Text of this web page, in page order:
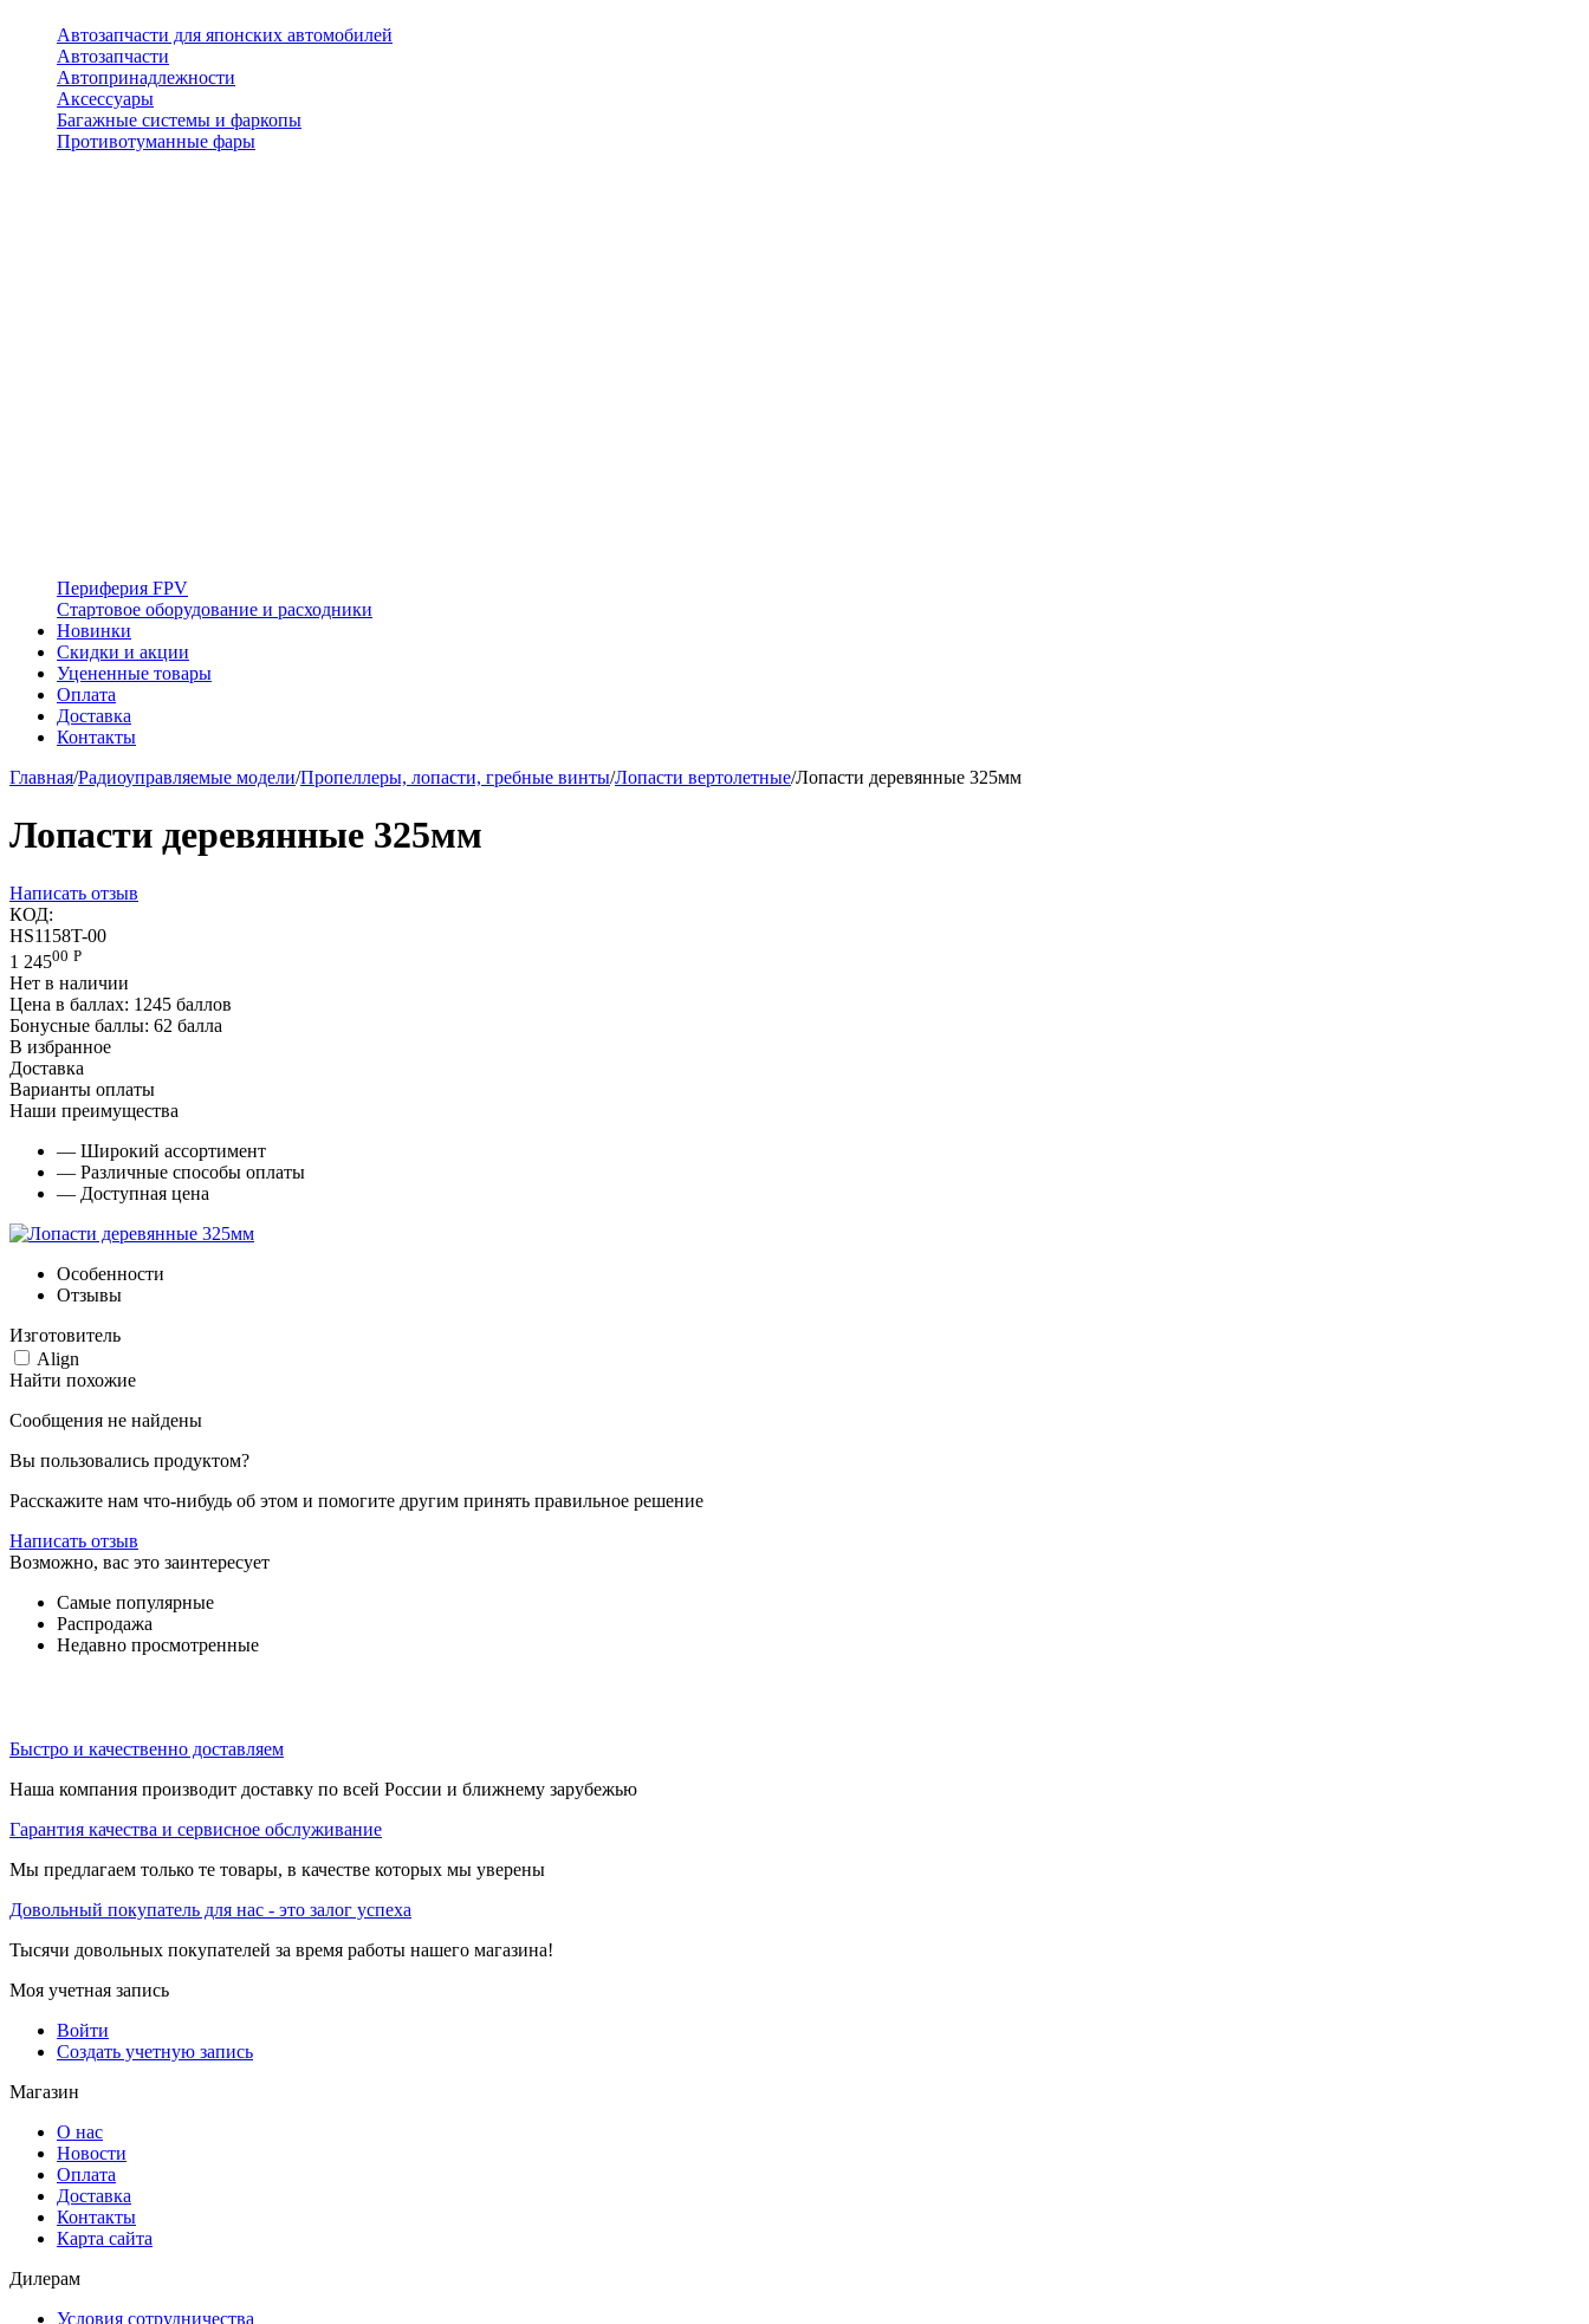
Автозапчасти для японских автомобилей
Автозапчасти
Автопринадлежности
Аксессуары
Багажные системы и фаркопы
Противотуманные фары
Периферия FPV
Стартовое оборудование и расходники
Новинки
Скидки и акции
Уцененные товары
Оплата
Доставка
Контакты
Главная/Радиоуправляемые модели/Пропеллеры, лопасти, гребные винты/Лопасти вертолетные/Лопасти деревянные 325мм
Лопасти деревянные 325мм
Написать отзыв
КОД:
HS1158T-00
1 24500 Р
Нет в наличии
Цена в баллах: 1245 баллов
Бонусные баллы: 62 балла
В избранное
Доставка
Варианты оплаты
Наши преимущества
— Широкий ассортимент
— Различные способы оплаты
— Доступная цена
Особенности
Отзывы
Изготовитель
Align
Найти похожие
Сообщения не найдены
Вы пользовались продуктом?
Расскажите нам что-нибудь об этом и помогите другим принять правильное решение
Написать отзыв
Возможно, вас это заинтересует
Самые популярные
Распродажа
Недавно просмотренные
Быстро и качественно доставляем
Наша компания производит доставку по всей России и ближнему зарубежью
Гарантия качества и сервисное обслуживание
Мы предлагаем только те товары, в качестве которых мы уверены
Довольный покупатель для нас - это залог успеха
Тысячи довольных покупателей за время работы нашего магазина!
Моя учетная запись
Войти
Создать учетную запись
Магазин
О нас
Новости
Оплата
Доставка
Контакты
Карта сайта
Дилерам
Условия сотрудничества